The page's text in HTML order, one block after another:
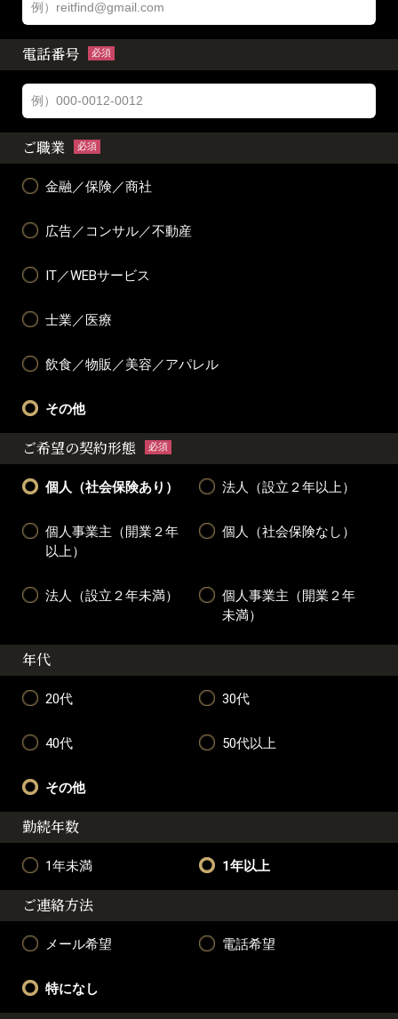
電話番号 必須
ご職業 必須
金融／保険／商社
広告／コンサル／不動産
IT／WEBサービス
士業／医療
飲食／物販／美容／アパレル
その他
ご希望の契約形態 必須
個人（社会保険あり） 法人（設立２年以上）
個人事業主（開業２年
以上）
個人（社会保険なし）
法人（設立２年未満）
個人事業主（開業２年
未満）
年代
20代 30代
40代 50代以上
その他
勤続年数
1年未満 1年以上
ご連絡方法
メール希望 電話希望
特になし